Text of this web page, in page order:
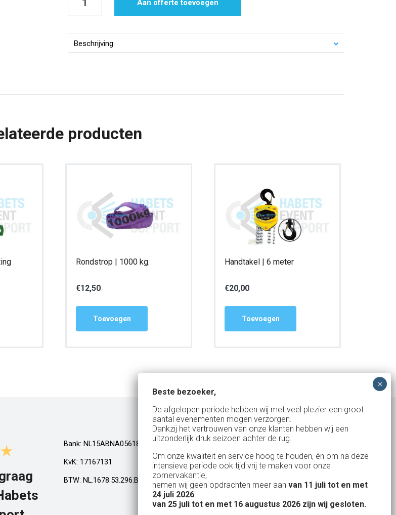
aantal
Aan offerte toevoegen
Beschrijving
producten
Rondstrop | 1000 kg.
€12,50
Toevoegen
Handtakel | 6 meter
€20,00
Toevoegen
Top!
Al een aantal jaar huren wij in Geldrop
een kamphuis met vrienden. We huren
Bank: NL15ABNA0561810710
KvK: 17167131
BTW: NL.1678.53.296.B01
Uw partner in:
Evenementen verhuur
Beste bezoeker,
De afgelopen periode hebben wij met veel plezier een groot
aantal evenementen mogen verzorgen.
Dankzij het vertrouwen van onze klanten hebben wij een
uitzonderlijk druk seizoen achter de rug.
Om onze kwaliteit en service hoog te houden, én om na deze
intensieve periode ook tijd vrij te maken voor onze
zomervakantie,
nemen wij geen opdrachten meer aan van 11 juli tot en met
24 juli 2026.
van 25 juli tot en met 16 augustus 2026 zijn wij gesloten.